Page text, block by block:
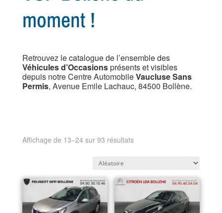
moment !
Retrouvez le catalogue de l’ensemble des
Véhicules d’Occasionsprésents et visibles
depuis notre Centre AutomobileVaucluse Sans
Permis, Avenue Emile Lachauc, 84500 Bollène.
Affichage de 13–24 sur 93 résultats